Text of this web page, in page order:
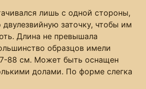
лишь с одной стороны,
заточку, чтобы им
Длина не превышала
образцов имели
88 см. Может быть оснащен
долами. По форме слегка